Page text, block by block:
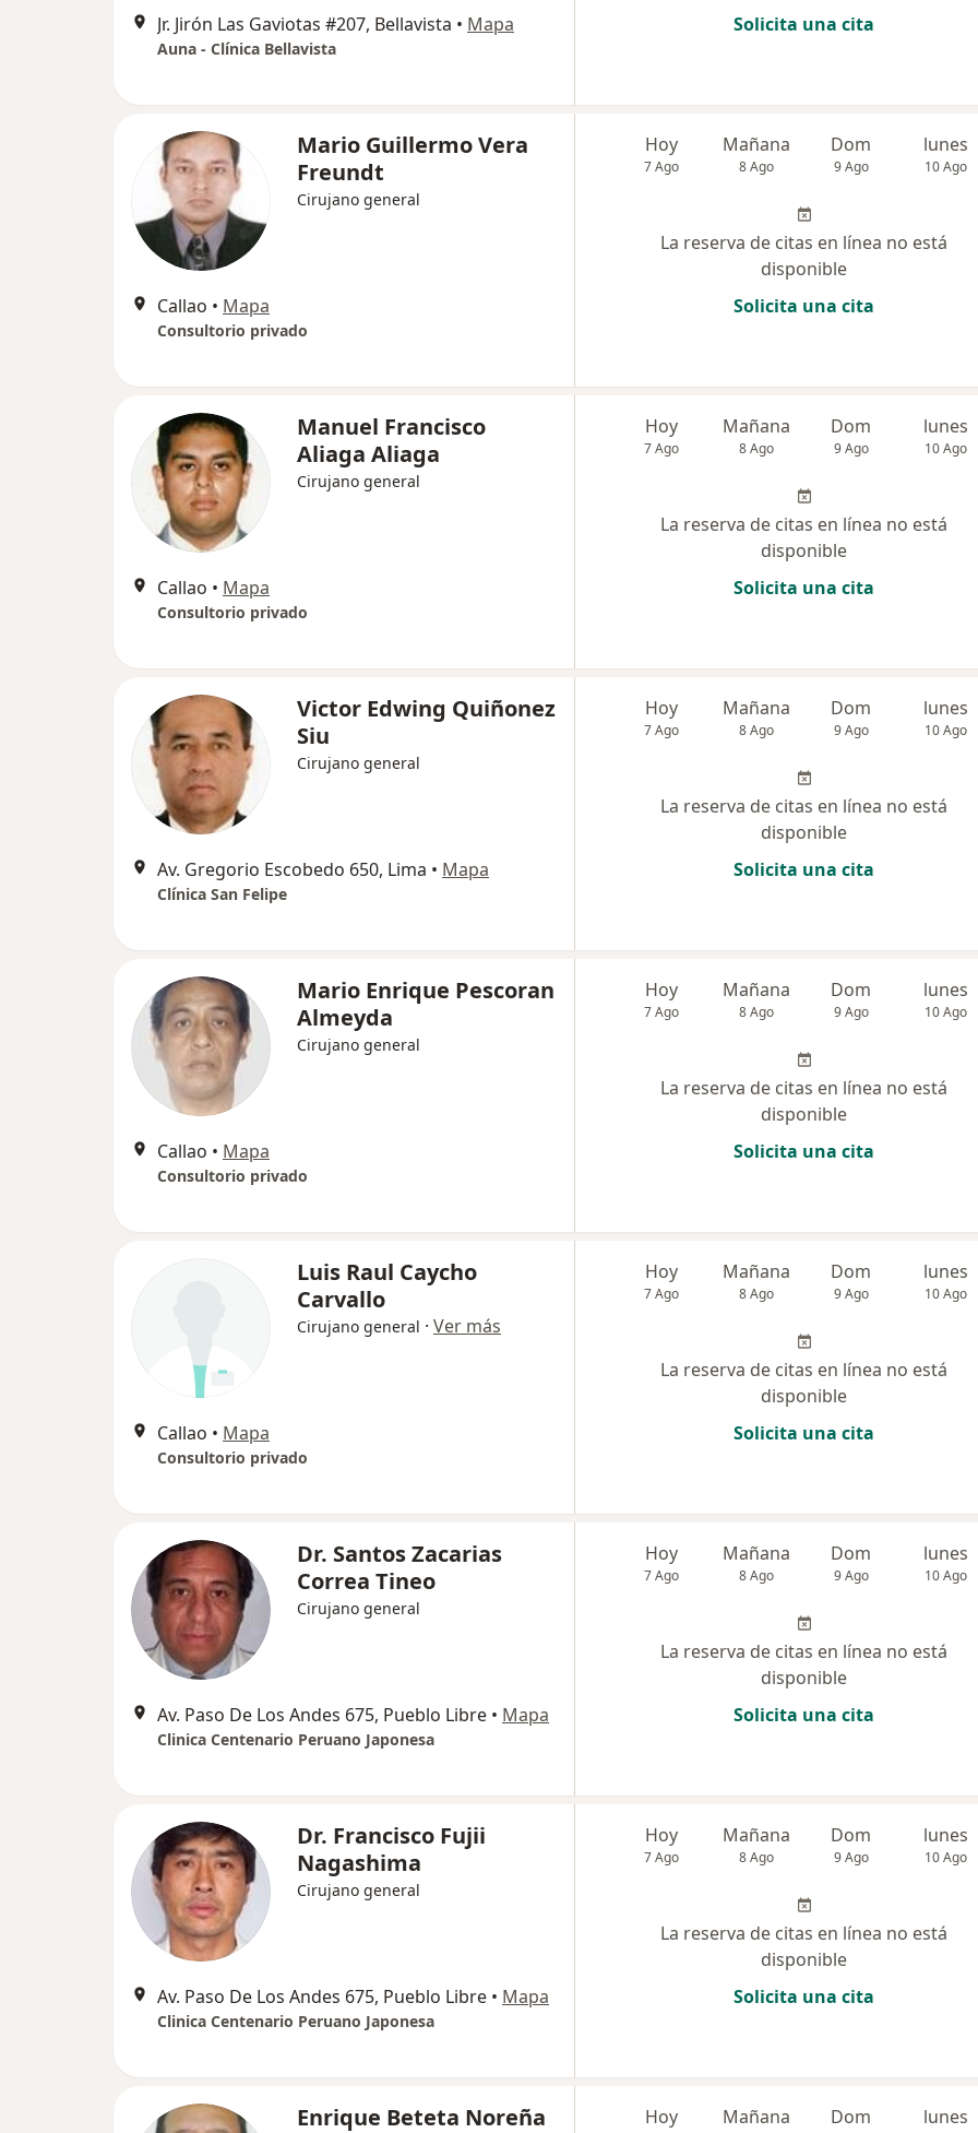
Jr. Jirón Las Gaviotas #207, Bellavista • Mapa
Auna - Clínica Bellavista
Solicita una cita
Mario Guillermo Vera
Freundt
Cirujano general
Callao • Mapa
Consultorio privado
Hoy
7 Ago
Mañana
8 Ago
Dom
9 Ago
lunes
10 Ago
La reserva de citas en línea no está
disponible
Solicita una cita
Manuel Francisco
Aliaga Aliaga
Cirujano general
Callao • Mapa
Consultorio privado
Hoy
7 Ago
Mañana
8 Ago
Dom
9 Ago
lunes
10 Ago
La reserva de citas en línea no está
disponible
Solicita una cita
Victor Edwing Quiñonez
Siu
Cirujano general
Av. Gregorio Escobedo 650, Lima • Mapa
Clínica San Felipe
Hoy
7 Ago
Mañana
8 Ago
Dom
9 Ago
lunes
10 Ago
La reserva de citas en línea no está
disponible
Solicita una cita
Mario Enrique Pescoran
Almeyda
Cirujano general
Callao • Mapa
Consultorio privado
Hoy
7 Ago
Mañana
8 Ago
Dom
9 Ago
lunes
10 Ago
La reserva de citas en línea no está
disponible
Solicita una cita
Luis Raul Caycho
Carvallo
Cirujano general · Ver más
Callao • Mapa
Consultorio privado
Hoy
7 Ago
Mañana
8 Ago
Dom
9 Ago
lunes
10 Ago
La reserva de citas en línea no está
disponible
Solicita una cita
Dr. Santos Zacarias
Correa Tineo
Cirujano general
Av. Paso De Los Andes 675, Pueblo Libre • Mapa
Clinica Centenario Peruano Japonesa
Hoy
7 Ago
Mañana
8 Ago
Dom
9 Ago
lunes
10 Ago
La reserva de citas en línea no está
disponible
Solicita una cita
Dr. Francisco Fujii
Nagashima
Cirujano general
Av. Paso De Los Andes 675, Pueblo Libre • Mapa
Clinica Centenario Peruano Japonesa
Hoy
7 Ago
Mañana
8 Ago
Dom
9 Ago
lunes
10 Ago
La reserva de citas en línea no está
disponible
Solicita una cita
Enrique Beteta Noreña Hoy Mañana Dom lunes